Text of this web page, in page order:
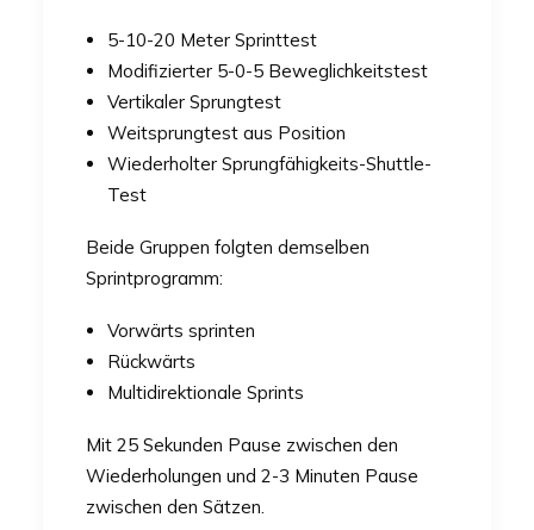
5-10-20 Meter Sprinttest
Modifizierter 5-0-5 Beweglichkeitstest
Vertikaler Sprungtest
Weitsprungtest aus Position
Wiederholter Sprungfähigkeits-Shuttle-
Test
Beide Gruppen folgten demselben
Sprintprogramm:
Vorwärts sprinten
Rückwärts
Multidirektionale Sprints
Mit 25 Sekunden Pause zwischen den
Wiederholungen und 2-3 Minuten Pause
zwischen den Sätzen.